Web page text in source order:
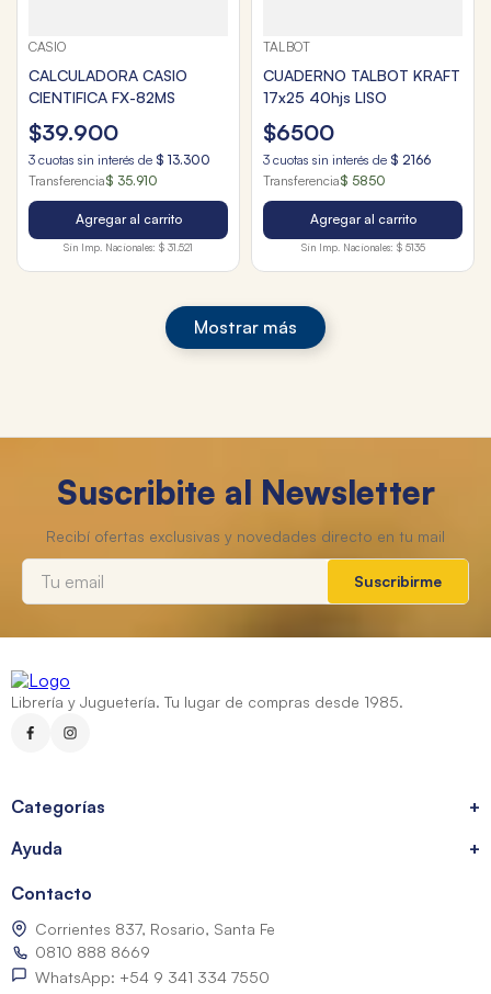
CASIO
CALCULADORA CASIO
CIENTIFICA FX-82MS
$39.900
3 cuotas sin interés de $ 13.300
Transferencia$ 35.910
Agregar al carrito
Sin Imp. Nacionales: $ 31.521
TALBOT
CUADERNO TALBOT KRAFT
17x25 40hjs LISO
$6500
3 cuotas sin interés de $ 2166
Transferencia$ 5850
Agregar al carrito
Sin Imp. Nacionales: $ 5135
Mostrar más
Suscribite al Newsletter
Suscribirme
Librería y Juguetería. Tu lugar de compras desde 1985.
Categorías
+
Ayuda
+
Contacto
Corrientes 837, Rosario, Santa Fe
0810 888 8669
WhatsApp: +54 9 341 334 7550